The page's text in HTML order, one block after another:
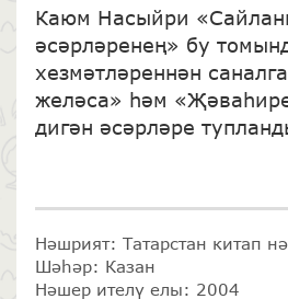
Каюм Насыйри
әсәрләренең» бу
хезмәтләреннән
желәса» һәм
дигән әсәрләре
Нәшрият: Татарстан китап
Шәһәр: Казан
Нәшер ителү елы: 2004